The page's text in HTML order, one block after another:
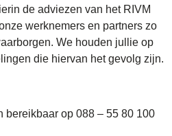
de adviezen van het RIVM
werknemers en partners zo
We houden jullie op
die hiervan het gevolg zijn.
bereikbaar op 088 – 55 80 100